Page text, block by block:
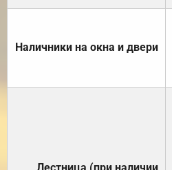
Наличники на окна и двери
Лестница (при наличии